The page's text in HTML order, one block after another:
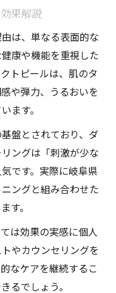
ピールの心得
を理解する重要性
安全施術の鍵
徹底比較
ーリングの違いを
の選び方ポイン
と従来法の比較
トピールの効果検
ルの強みまとめ
び方と施術ポイン
び方と注意点
果解説
は、単なる表面的な
康や機能を重視した
トピールは、肌のタ
や弾力、うるおいを
ます。
盤とされており、ダ
ングは「刺激が少な
です。実際に岐阜県
ングと組み合わせた
す。
は効果の実感に個人
やカウンセリングを
なケアを継続するこ
るでしょう。